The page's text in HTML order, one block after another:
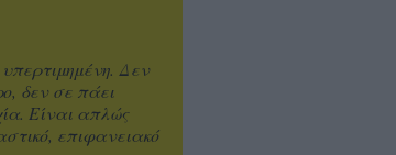
Δεν
δεν σε πάει
Είναι απλώς
επιφανειακό